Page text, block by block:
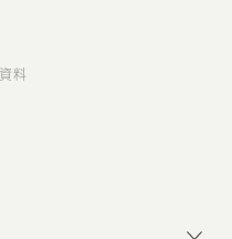
料